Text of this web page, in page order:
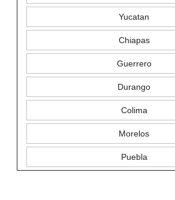
Yucatan
Chiapas
Guerrero
Durango
Colima
Morelos
Puebla